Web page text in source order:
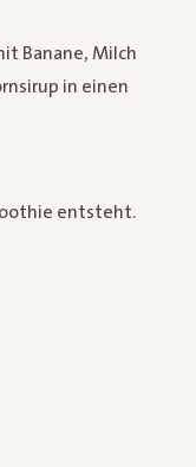
Banane, Milch
in einen
entsteht.